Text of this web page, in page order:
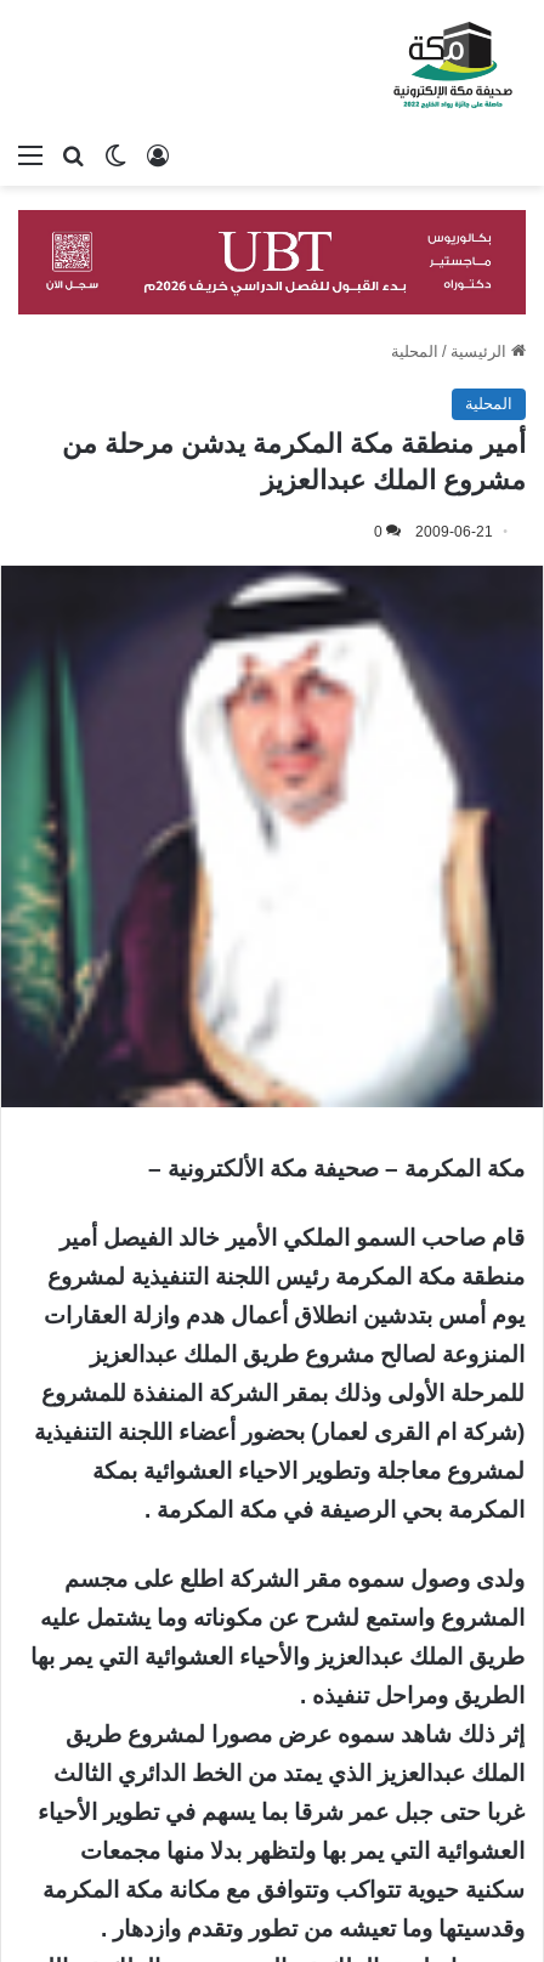
بحثالوضع
تسجيل الدخول
الرئيسية / المحلية
المحلية
أمير منطقة مكة المكرمة يدشن مرحلة من
مشروع الملك عبدالعزيز
2009-06-21
0
مكة المكرمة – صحيفة مكة الألكترونية –
قام صاحب السمو الملكي الأمير خالد الفيصل أمير
منطقة مكة المكرمة رئيس اللجنة التنفيذية لمشروع
يوم أمس بتدشين انطلاق أعمال هدم وازلة العقارات
المنزوعة لصالح مشروع طريق الملك عبدالعزيز
للمرحلة الأولى وذلك بمقر الشركة المنفذة للمشروع
(شركة ام القرى لعمار) بحضور أعضاء اللجنة التنفيذية
لمشروع معاجلة وتطوير الاحياء العشوائية بمكة
المكرمة بحي الرصيفة في مكة المكرمة .
ولدى وصول سموه مقر الشركة اطلع على مجسم
المشروع واستمع لشرح عن مكوناته وما يشتمل عليه
طريق الملك عبدالعزيز والأحياء العشوائية التي يمر بها
الطريق ومراحل تنفيذه .
إثر ذلك شاهد سموه عرض مصورا لمشروع طريق
الملك عبدالعزيز الذي يمتد من الخط الدائري الثالث
غربا حتى جبل عمر شرقا بما يسهم في تطوير الأحياء
العشوائية التي يمر بها ولتظهر بدلا منها مجمعات
سكنية حيوية تتواكب وتتوافق مع مكانة مكة المكرمة
وقدسيتها وما تعيشه من تطور وتقدم وازدهار .